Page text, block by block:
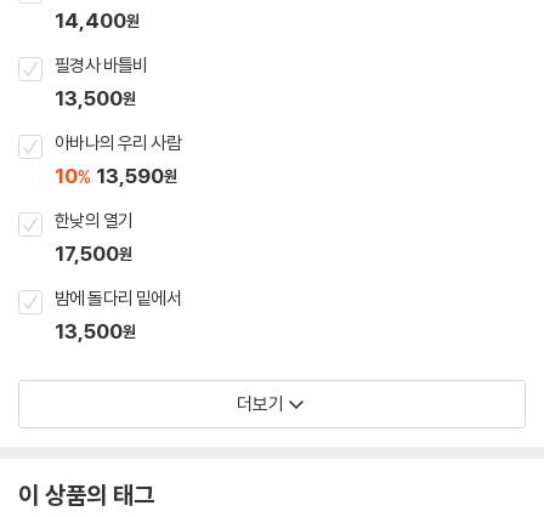
14,400원
필경사 바틀비
13,500원
아바나의 우리 사람
10% 13,590원
한낮의 열기
17,500원
밤에 돌다리 밑에서
13,500원
더보기
이 상품의 태그